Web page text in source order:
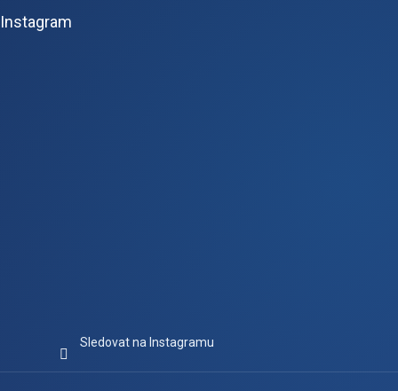
Instagram
Sledovat na Instagramu